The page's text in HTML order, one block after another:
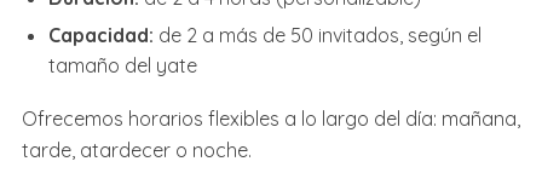
Capacidad: de 2 a más de 50 invitados, según el
tamaño del yate
Ofrecemos horarios flexibles a lo largo del día: mañana,
tarde, atardecer o noche.